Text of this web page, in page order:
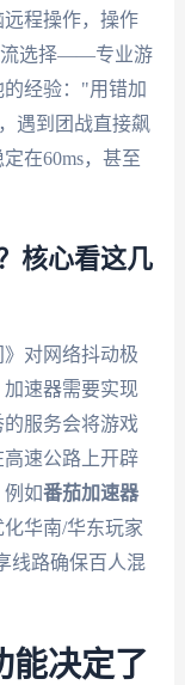
程操作，操作
流选择——专业游
经验："用错加
遇到团战直接飙
在60ms，甚至
核心看这几
对网络抖动极
速器需要实现
服务会将游戏
速公路上开辟
如番茄加速器
华南/华东玩家
线路确保百人混
能决定了